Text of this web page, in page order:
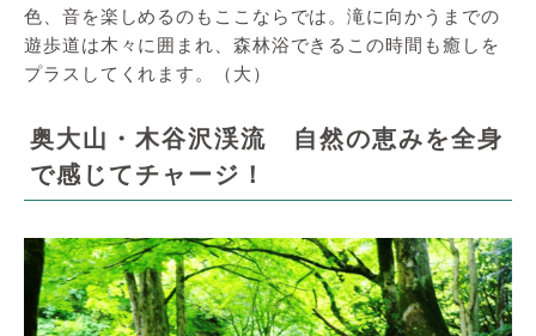
色、音を楽しめるのもここならでは。滝に向かうまでの
遊歩道は木々に囲まれ、森林浴できるこの時間も癒しを
プラスしてくれます。（大）
奥大山・木谷沢渓流 自然の恵みを全身
で感じてチャージ！